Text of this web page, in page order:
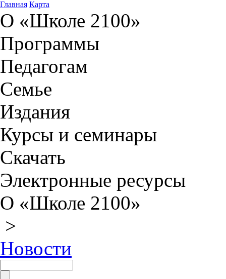
Главная Карта
О «Школе 2100»
Программы
Педагогам
Семье
Издания
Курсы и семинары
Скачать
Электронные ресурсы
О «Школе 2100»
>
Новости